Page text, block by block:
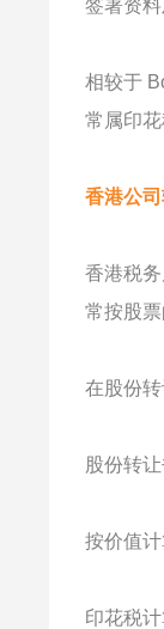
签署资
相较于
常属印花
香港公
香港税
常按股票
在股份
股份转
按价值
印花税